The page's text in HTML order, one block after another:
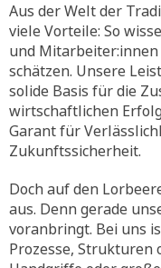
Aus der Welt der
viele Vorteile: So
und
schätzen. Unsere
solide Basis für die
wirtschaftlichen
Garant für
Zukunftssicherheit.
Doch auf den
aus. Denn gerade
voranbringt. Bei uns
Prozesse, Strukturen